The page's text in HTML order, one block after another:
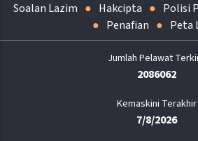
Soalan Lazim Hakcipta
Polisi
Penafian
Peta
2086062
Kemaskini Terakhir
7/8/2026